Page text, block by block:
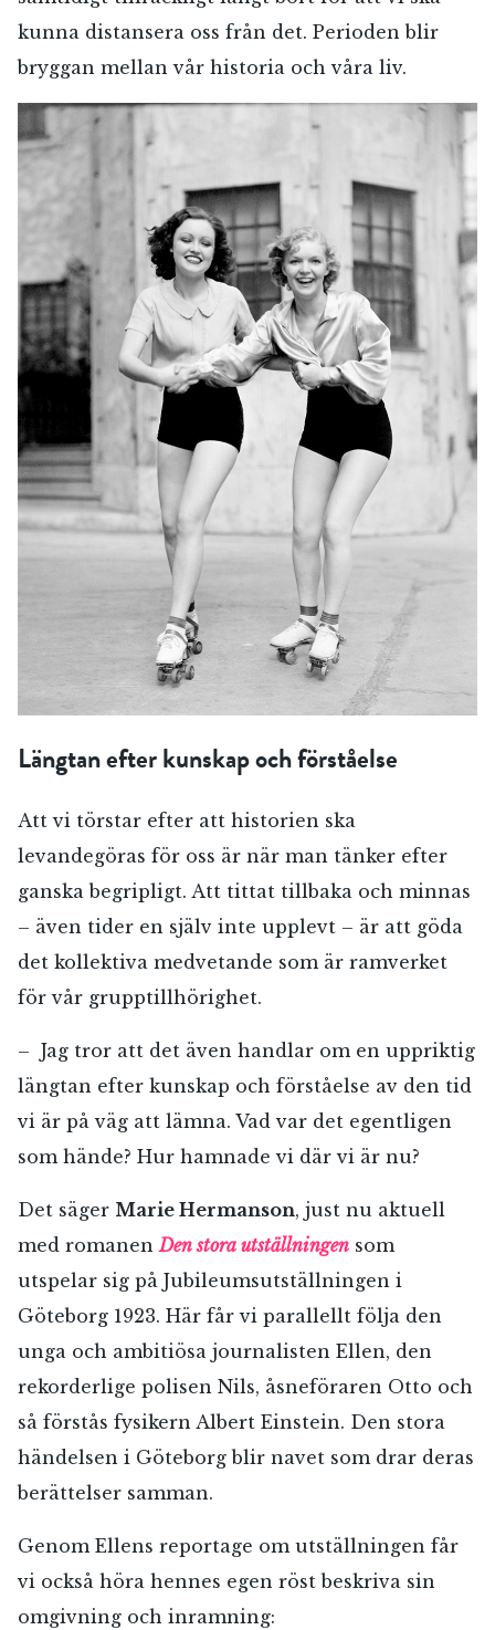
kunna distansera oss från det. Perioden blir
bryggan mellan vår historia och våra liv.
Längtan efter kunskap och förståelse
Att vi törstar efter att historien ska
levandegöras för oss är när man tänker efter
ganska begripligt. Att tittat tillbaka och minnas
– även tider en själv inte upplevt – är att göda
det kollektiva medvetande som är ramverket
för vår grupptillhörighet.
– Jag tror att det även handlar om en uppriktig
längtan efter kunskap och förståelse av den tid
vi är på väg att lämna. Vad var det egentligen
som hände? Hur hamnade vi där vi är nu?
Det säger Marie Hermanson, just nu aktuell
med romanenDen stora utställningen som
utspelar sig på Jubileumsutställningen i
Göteborg 1923. Här får vi parallellt följa den
unga och ambitiösa journalisten Ellen, den
rekorderlige polisen Nils, åsneföraren Otto och
så förstås fysikern Albert Einstein. Den stora
händelsen i Göteborg blir navet som drar deras
berättelser samman.
Genom Ellens reportage om utställningen får
vi också höra hennes egen röst beskriva sin
omgivning och inramning: